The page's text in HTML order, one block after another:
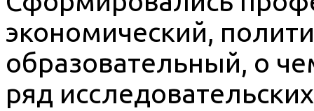
экономический,
образовательный, о
ряд